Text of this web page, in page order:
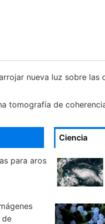
nueva luz sobre las
tomografía de
para aros
de
Ciencia